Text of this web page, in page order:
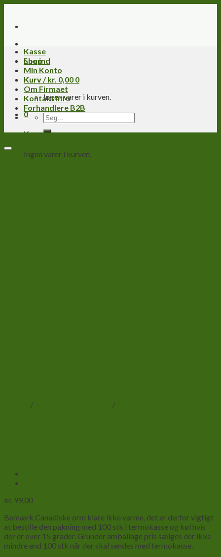
content
Log ind
Kurv /kr. 0,00 0
Ingen varer i kurven.
0
Kurv
Ingen varer i kurven.
Kasse
Shop
Min Konto
Kurv
Om Firmaet
Kontakt info
Forhandlere B2B
Søg
efter:
/ /
kr. 99,00
Bemærk Canadiske orm klare ikke varme, det er derfor vigtigt
at bestille den pakning med 100 stk i termokasse og køl hvis
der er over 15 grader. Grunder amballage pris sælges der ikke
mindre end 100 stk når der skal sendes med termokasse.